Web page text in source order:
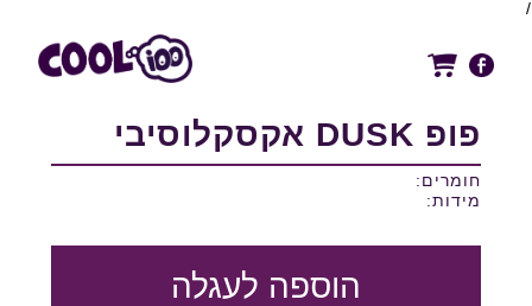
/
פופ DUSK אקסקלוסיבי
חומרים:
מידות:
הוספה לעגלה